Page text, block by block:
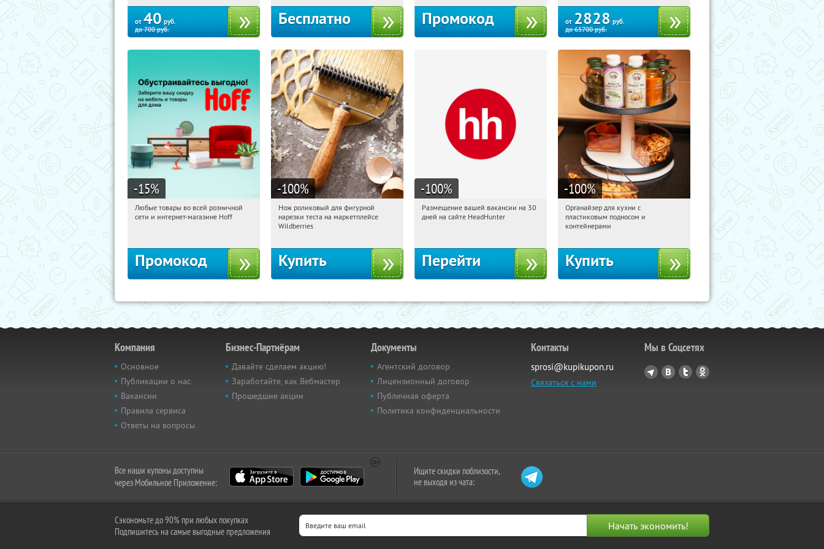
от 40 руб.
до700руб.
Бесплатно Промокод от 2828 руб.
до65700руб.
-15%
14:52:26 Получили:
Любые товары во всей розничной
сети и интернет-магазине Hoff
Промокод
-100%
14:52:26 Получили:
Россия
Нож роликовый для фигурной
нарезки теста на маркетплейсе
Wildberries
Купить
-100%
14:52:26 Получили:
Размещение вашей вакансии на 30
дней на сайте HeadHunter
Перейти
-100%
14:52:26 Получили:
Россия
Органайзер для кухни с
пластиковым подносом и
контейнерами
Купить
Компания
Основное
Публикации о нас
Вакансии
Правила сервиса
Ответы на вопросы
Бизнес-Партнёрам
Давайте сделаем акцию!
Заработайте, как Вебмастер
Прошедшие акции
Документы
Агентский договор
Лицензионный договор
Публичная оферта
Политика конфиденциальности
Контакты
sprosi@kupikupon.ru
Связаться с нами
Мы в Соцсетях
Все наши купоны доступны
через Мобильное Приложение:
Ищите скидки поблизости,
не выходя из чата:
Сэкономьте до 90% при любых покупках
Подпишитесь на самые выгодные предложения